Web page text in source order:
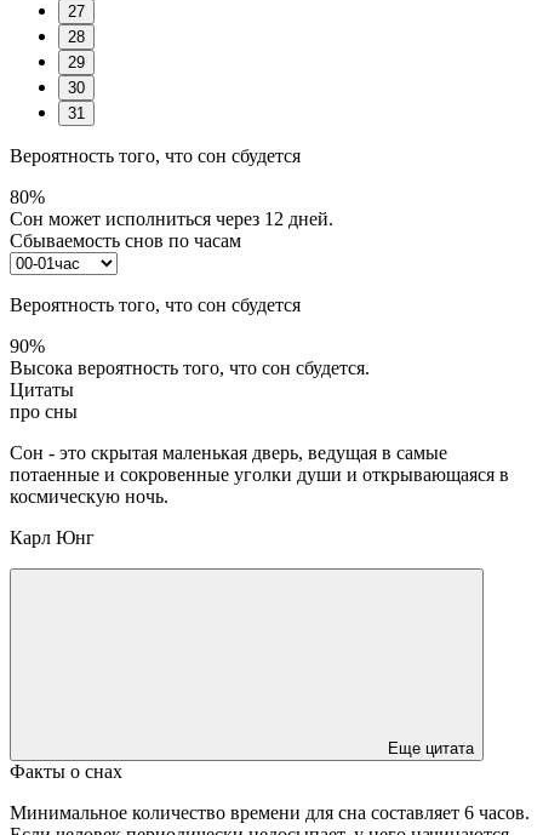
27
28
29
30
31
Вероятность того, что сон сбудется
80%
Сон может исполниться через 12 дней.
Сбываемость снов по часам
Вероятность того, что сон сбудется
90%
Высока вероятность того, что сон сбудется.
Цитаты
про сны
Сон - это скрытая маленькая дверь, ведущая в самые
потаенные и сокровенные уголки души и открывающаяся в
космическую ночь.
Карл Юнг
Еще цитата
Факты о снах
Минимальное количество времени для сна составляет 6 часов.